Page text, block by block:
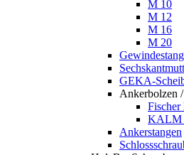
M 10
M 12
M 16
M 20
GEKA-
Ankerbolzen
KALM
Ankerstangen